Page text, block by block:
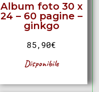
Album foto 30 x
24 – 60 pagine –
ginkgo
85,90€
Disponibile